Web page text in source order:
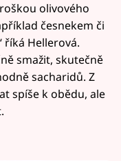
olivového
česnekem či
říká Hellerová.
smažit, skutečně
sacharidů. Z
spíše k obědu, ale